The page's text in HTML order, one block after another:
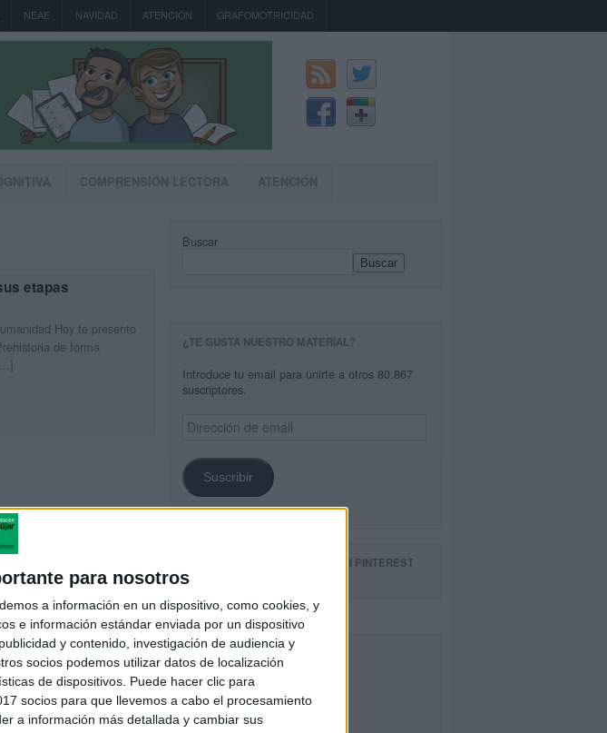
para nosotros
a información en un dispositivo, como cookies, y
e información estándar enviada por un dispositivo
y contenido, investigación de audiencia y
socios podemos utilizar datos de localización
de dispositivos. Puede hacer clic para
socios para que llevemos a cabo el procesamiento
a información más detallada y cambiar sus
NEAE NAVIDAD ATENCIÓN GRAFOMOTRICIDAD
COMPRENSIÓN LECTORA ATENCIÓN
etapas
Hoy te presento
de forma
Buscar
Buscar
¿TE GUSTA NUESTRO MATERIAL?
Introduce tu email para unirte a otros 80.867
suscriptores.
Dirección
de
Suscribir
SIGUE NUESTROS TABLEROS EN PINTEREST